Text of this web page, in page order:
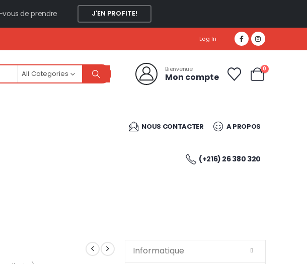
vous de prendre J'EN PROFITE!
Log In
All Categories Bienvenue
Mon compte
0
NOUS CONTACTER A PROPOS
(+216) 26 380 320
Informatique